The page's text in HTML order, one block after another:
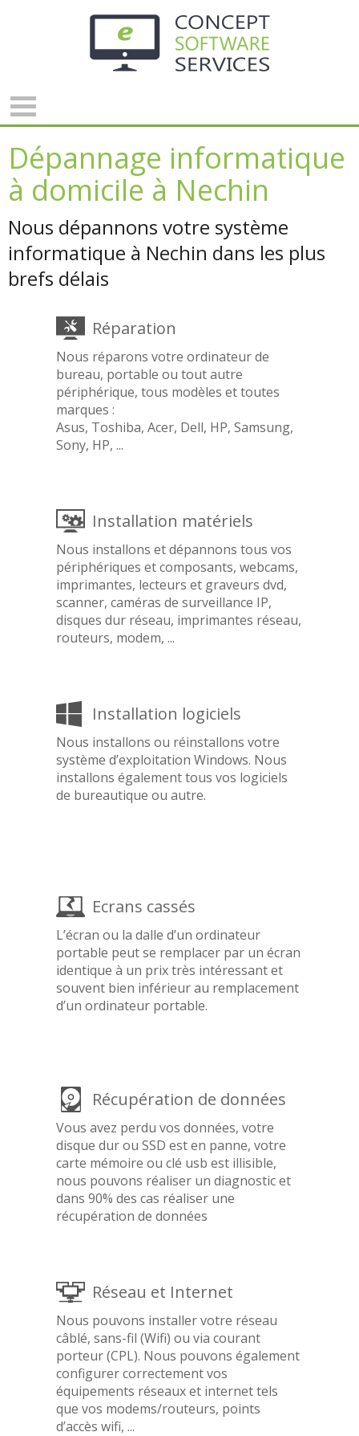
Dépannage informatique
à domicile à Nechin
Nous dépannons votre système
informatique à Nechin dans les plus
brefs délais
Réparation
Nous réparons votre ordinateur de
bureau, portable ou tout autre
périphérique, tous modèles et toutes
marques :
Asus, Toshiba, Acer, Dell, HP, Samsung,
Sony, HP, ...
Installation matériels
Nous installons et dépannons tous vos
périphériques et composants, webcams,
imprimantes, lecteurs et graveurs dvd,
scanner, caméras de surveillance IP,
disques dur réseau, imprimantes réseau,
routeurs, modem, ...
Installation logiciels
Nous installons ou réinstallons votre
système d’exploitation Windows. Nous
installons également tous vos logiciels
de bureautique ou autre.
Ecrans cassés
L’écran ou la dalle d’un ordinateur
portable peut se remplacer par un écran
identique à un prix très intéressant et
souvent bien inférieur au remplacement
d’un ordinateur portable.
Récupération de données
Vous avez perdu vos données, votre
disque dur ou SSD est en panne, votre
carte mémoire ou clé usb est illisible,
nous pouvons réaliser un diagnostic et
dans 90% des cas réaliser une
récupération de données
Réseau et Internet
Nous pouvons installer votre réseau
câblé, sans-fil (Wifi) ou via courant
porteur (CPL). Nous pouvons également
configurer correctement vos
équipements réseaux et internet tels
que vos modems/routeurs, points
d’accès wifi, ...